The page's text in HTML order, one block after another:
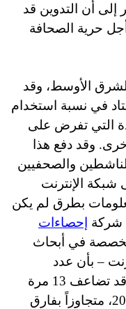
إلى أن التدوين قد
حرية الصحافة
الأوسط، وقد
في نسبة استخدام
التي تفرض على
وقد دفع هذا
الناشطين والصحفيين
شبكة الإنترنت
بطرق لم يكن
شركة إحصاءات
في أبحاث
– بأن عدد
مستخدمي الإنترنت في المنطقة قد تضاعف 13 مرة
خلال الفترة بين عامي 2000 – 2008، متجاوزاً بفارق